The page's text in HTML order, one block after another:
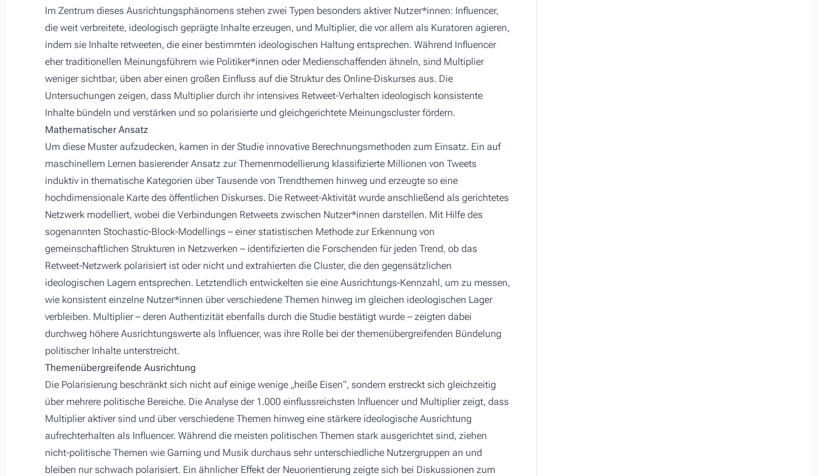
Im Zentrum dieses Ausrichtungsphänomens stehen zwei Typen besonders aktiver Nutzer*innen: Influencer,
die weit verbreitete, ideologisch geprägte Inhalte erzeugen, und Multiplier, die vor allem als Kuratoren agieren,
indem sie Inhalte retweeten, die einer bestimmten ideologischen Haltung entsprechen. Während Influencer
eher traditionellen Meinungsführern wie Politiker*innen oder Medienschaffenden ähneln, sind Multiplier
weniger sichtbar, üben aber einen großen Einfluss auf die Struktur des Online-Diskurses aus. Die
Untersuchungen zeigen, dass Multiplier durch ihr intensives Retweet-Verhalten ideologisch konsistente
Inhalte bündeln und verstärken und so polarisierte und gleichgerichtete Meinungscluster fördern.
Mathematischer Ansatz
Um diese Muster aufzudecken, kamen in der Studie innovative Berechnungsmethoden zum Einsatz. Ein auf
maschinellem Lernen basierender Ansatz zur Themenmodellierung klassifizierte Millionen von Tweets
induktiv in thematische Kategorien über Tausende von Trendthemen hinweg und erzeugte so eine
hochdimensionale Karte des öffentlichen Diskurses. Die Retweet-Aktivität wurde anschließend als gerichtetes
Netzwerk modelliert, wobei die Verbindungen Retweets zwischen Nutzer*innen darstellen. Mit Hilfe des
sogenannten Stochastic-Block-Modellings – einer statistischen Methode zur Erkennung von
gemeinschaftlichen Strukturen in Netzwerken – identifizierten die Forschenden für jeden Trend, ob das
Retweet-Netzwerk polarisiert ist oder nicht und extrahierten die Cluster, die den gegensätzlichen
ideologischen Lagern entsprechen. Letztendlich entwickelten sie eine Ausrichtungs-Kennzahl, um zu messen,
wie konsistent einzelne Nutzer*innen über verschiedene Themen hinweg im gleichen ideologischen Lager
verbleiben. Multiplier – deren Authentizität ebenfalls durch die Studie bestätigt wurde – zeigten dabei
durchweg höhere Ausrichtungswerte als Influencer, was ihre Rolle bei der themenübergreifenden Bündelung
politischer Inhalte unterstreicht.
Themenübergreifende Ausrichtung
Die Polarisierung beschränkt sich nicht auf einige wenige „heiße Eisen“, sondern erstreckt sich gleichzeitig
über mehrere politische Bereiche. Die Analyse der 1.000 einflussreichsten Influencer und Multiplier zeigt, dass
Multiplier aktiver sind und über verschiedene Themen hinweg eine stärkere ideologische Ausrichtung
aufrechterhalten als Influencer. Während die meisten politischen Themen stark ausgerichtet sind, ziehen
nicht-politische Themen wie Gaming und Musik durchaus sehr unterschiedliche Nutzergruppen an und
bleiben nur schwach polarisiert. Ein ähnlicher Effekt der Neuorientierung zeigte sich bei Diskussionen zum